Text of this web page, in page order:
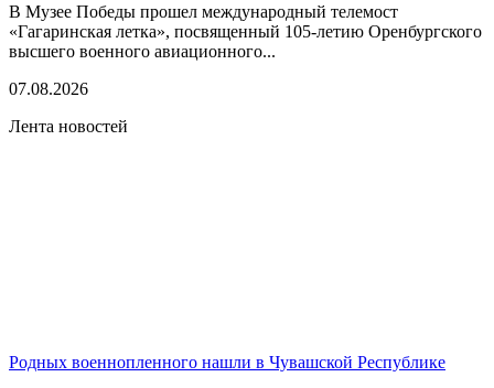
В Музее Победы прошел международный телемост
«Гагаринская летка», посвященный 105-летию Оренбургского
высшего военного авиационного...
07.08.2026
Лента новостей
Родных военнопленного нашли в Чувашской Республике